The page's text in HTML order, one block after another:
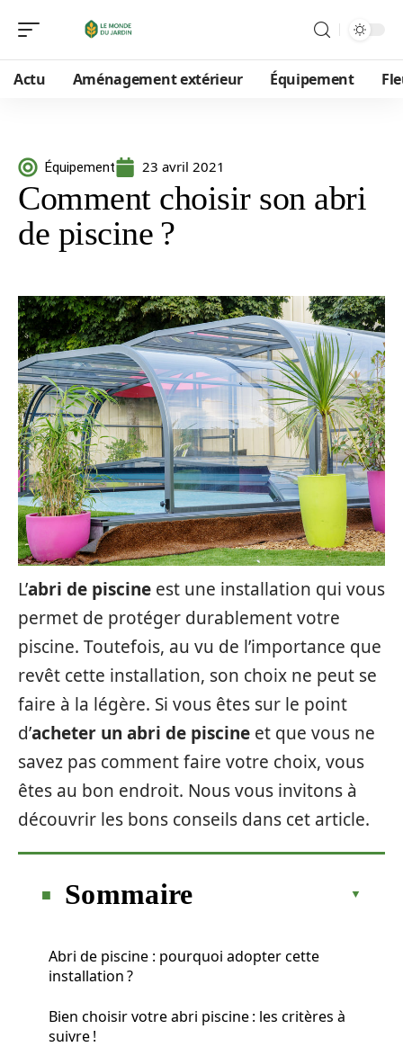
Actu Aménagement extérieur Équipement
Équipement 23 avril 2021
Comment choisir son abri
de piscine ?
L’abri de piscine est une installation qui vous
permet de protéger durablement votre
piscine. Toutefois, au vu de l’importance que
revêt cette installation, son choix ne peut se
faire à la légère. Si vous êtes sur le point
d’acheter un abri de piscine et que vous ne
savez pas comment faire votre choix, vous
êtes au bon endroit. Nous vous invitons à
découvrir les bons conseils dans cet article.
Sommaire
Abri de piscine : pourquoi adopter cette
installation ?
Bien choisir votre abri piscine : les critères à
suivre !